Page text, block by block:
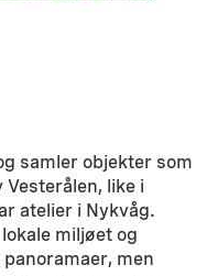
samler objekter som
like i
atelier i Nykvåg.
miljøet og
men